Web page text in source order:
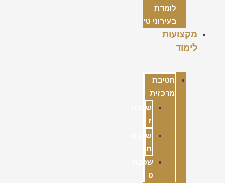
לומדת
בעירוני ט'
מקצועות
לימוד
חטיבת
מרכזית
שכבת
ז
שכבת
ח
שכבת
ט